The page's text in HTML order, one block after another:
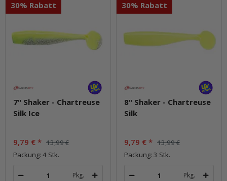
30% Rabatt
7" Shaker - Chartreuse
Silk Ice
9,79 € * 13,99 €
Packung: 4 Stk.
Pkg.
30% Rabatt
8" Shaker - Chartreuse
Silk
9,79 € * 13,99 €
Packung: 3 Stk.
Pkg.